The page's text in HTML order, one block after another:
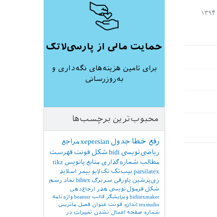
حمایت مالی از پارسی‌لاتک
برای تامین هزینه‌های نگه‌داری و
به‌روزرسانی
محبوب‌ترین برچسب‌ها
رفع خطا جدول xepersianمراجع
ریاضی‌نویسی bidi شکل فونت فهرست
مطالب شماره‌گذاری منابع پانویس tikz
parsilatex بیب‌تک تک‌لایو بیمر اسلاید
زی‌پرشین پاورقی سربرگ bibtex نماد رسم
شکل فرمول‌نویسی هدر
ارجاع‌دهی
biditexmaker ویرایشگر قالب beamer واژه‌نامه
texstudio اندازه فونت عنوان فصل ماتریس
شماره صفحه اعمال نشدن تغییرات در